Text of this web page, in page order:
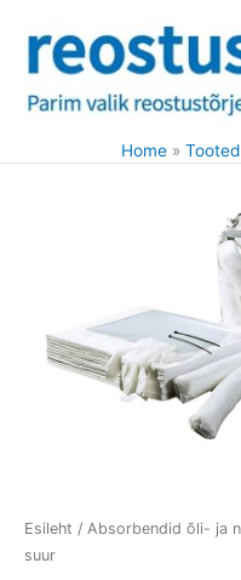
content
Home Tooted
Esileht / Absorbendid õli- ja
suur